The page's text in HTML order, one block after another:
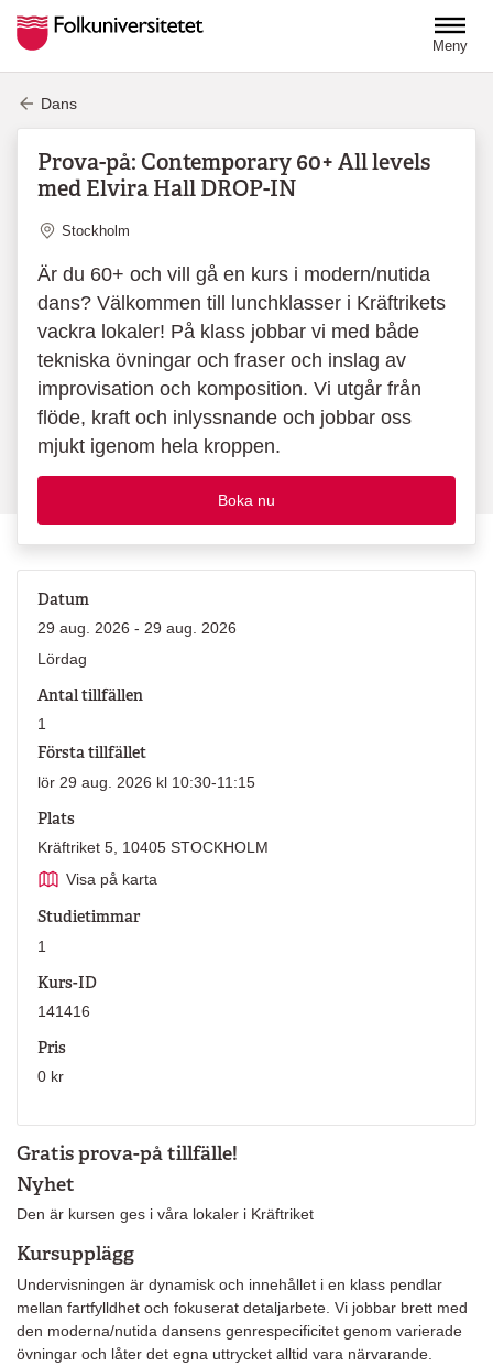
Meny
Dans
Prova-på: Contemporary 60+ All levels
med Elvira Hall DROP-IN
Plats
Stockholm
Är du 60+ och vill gå en kurs i modern/nutida
dans? Välkommen till lunchklasser i Kräftrikets
vackra lokaler! På klass jobbar vi med både
tekniska övningar och fraser och inslag av
improvisation och komposition. Vi utgår från
flöde, kraft och inlyssnande och jobbar oss
mjukt igenom hela kroppen.
Boka nu
Gratis prova-på tillfälle!
Nyhet
Den är kursen ges i våra lokaler i Kräftriket
Kursupplägg
Undervisningen är dynamisk och innehållet i en klass pendlar
mellan fartfylldhet och fokuserat detaljarbete. Vi jobbar brett med
den moderna/nutida dansens genrespecificitet genom varierade
övningar och låter det egna uttrycket alltid vara närvarande.
Datum
29 aug. 2026 - 29 aug. 2026
Lördag
Antal tillfällen
1
Första tillfället
lör 29 aug. 2026 kl 10:30-11:15
Plats
Kräftriket 5, 10405 STOCKHOLM
Visa på karta
Studietimmar
1
Kurs-ID
141416
Pris
0 kr